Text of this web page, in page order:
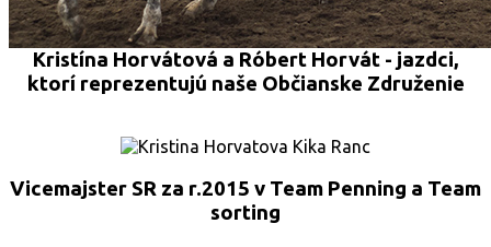
Kristína Horvátová a Róbert Horvát - jazdci,
ktorí reprezentujú naše Občianske Združenie
Vicemajster SR za r.2015 v Team Penning a Team
sorting